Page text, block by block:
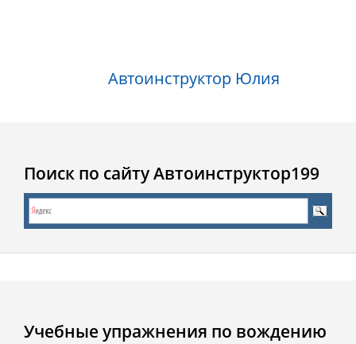
Автоинструктор Юлия
Поиск по сайту Автоинструктор199
Учебные упражнения по вождению